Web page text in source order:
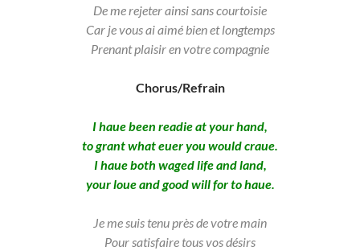
De me rejeter ainsi sans courtoisie
Car je vous ai aimé bien et longtemps
Prenant plaisir en votre compagnie
Chorus/Refrain
I haue been readie at your hand,
to grant what euer you would craue.
I haue both waged life and land,
your loue and good will for to haue.
Je me suis tenu près de votre main
Pour satisfaire tous vos désirs